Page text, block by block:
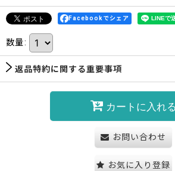
Facebookでシェア
数量:
返品特約に関する重要事項
カートに入れる
お問い合わせ
お気に入り登録